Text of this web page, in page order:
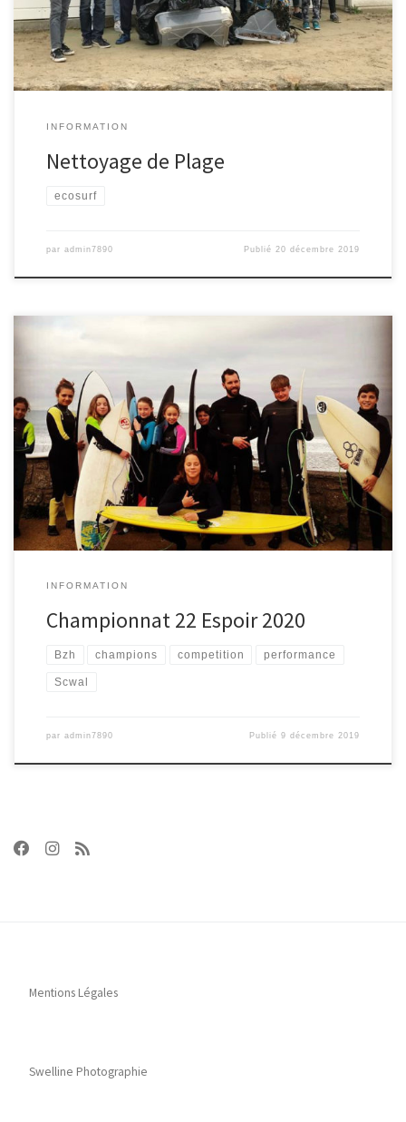
INFORMATION
Nettoyage de Plage
ecosurf
par admin7890 Publié 20 décembre 2019
Super résultats pour mon groupe compétition qui représentait le
SCWAL au championnat départemental de surf qui se déroulait à
perros guirrec ce dimanche! Événement au top avec de très
bonnes vagues pour les compétiteurs Résultats :
1er Lenaick en
surf Benjamin.
3 ème place pour Capucine en surf ondine.
1ere […]
INFORMATION
Championnat 22 Espoir 2020
Bzh champions competition performance
Scwal
par admin7890 Publié9 décembre 2019
Mentions Légales
Swelline Photographie